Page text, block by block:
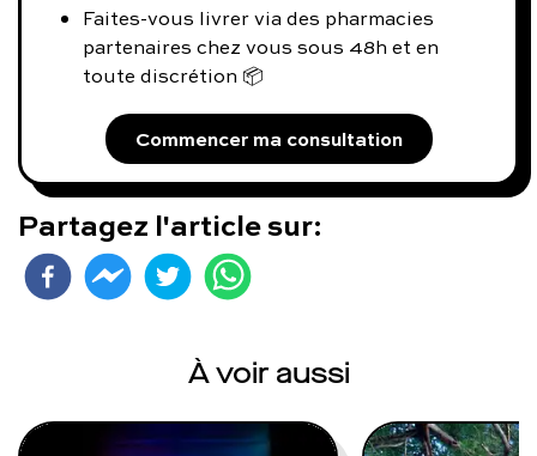
Faites-vous livrer via des pharmacies
partenaires chez vous sous 48h et en
toute discrétion 📦
Commencer ma consultation
Partagez l'article sur:
À voir aussi